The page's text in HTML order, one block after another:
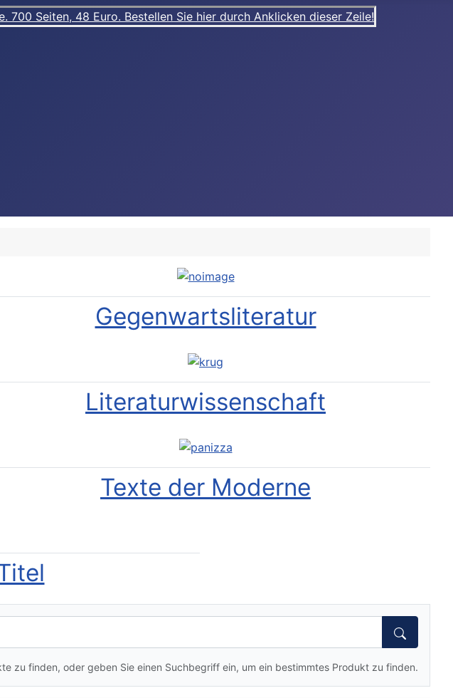
700 Seiten, 48 Euro. Bestellen Sie hier durch Anklicken dieser Zeile!
Gegenwartsliteratur
Literaturwissenschaft
Texte der Moderne
zu finden, oder geben Sie einen Suchbegriff ein, um ein bestimmtes Produkt zu finden.